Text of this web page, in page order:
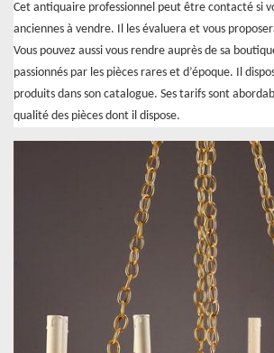
Cet antiquaire professionnel peut être contacté si
anciennes à vendre. Il les évaluera et vous
Vous pouvez aussi vous rendre auprès de sa
passionnés par les pièces rares et d’époque. Il
produits dans son catalogue. Ses tarifs sont
qualité des pièces dont il dispose.